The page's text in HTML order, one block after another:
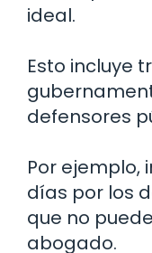
ideal.
Esto incluye
defensores
Por ejemplo,
días por los
que no
abogado.